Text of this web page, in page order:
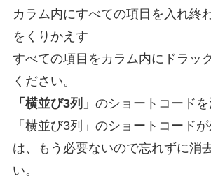
カラム内にすべての項目を入れ終
をくりかえす
すべての項目をカラム内にドラッ
ください。
「横並び3列」 のショートコード
「横並び3列」のショートコード
は、もう必要ないので忘れずに消
い。